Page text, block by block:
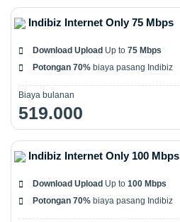
Indibiz Internet Only 75 Mbps
Download Upload Up to 75 Mbps
Potongan 70% biaya pasang Indibiz
Biaya bulanan
519.000
Indibiz Internet Only 100 Mbps
Download Upload Up to 100 Mbps
Potongan 70% biaya pasang Indibiz